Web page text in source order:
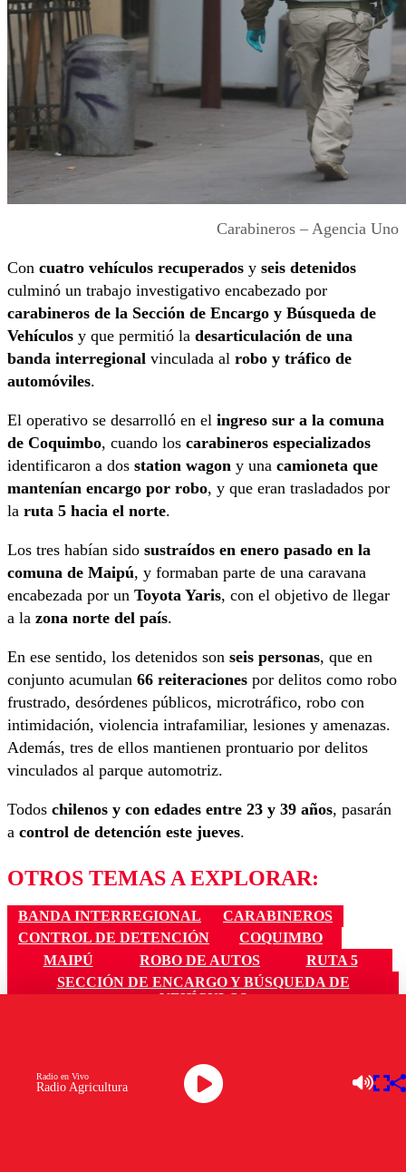
Carabineros – Agencia Uno
Con cuatro vehículos recuperados y seis detenidos
culminó un trabajo investigativo encabezado por
carabineros de la Sección de Encargo y Búsqueda de
Vehículos y que permitió la desarticulación de una
banda interregional vinculada al robo y tráfico de
automóviles.
El operativo se desarrolló en el ingreso sur a la comuna
de Coquimbo, cuando los carabineros especializados
identificaron a dos station wagon y una camioneta que
mantenían encargo por robo, y que eran trasladados por
la ruta 5 hacia el norte.
Los tres habían sido sustraídos en enero pasado en la
comuna de Maipú, y formaban parte de una caravana
encabezada por un Toyota Yaris, con el objetivo de llegar
a la zona norte del país.
En ese sentido, los detenidos son seis personas, que en
conjunto acumulan 66 reiteraciones por delitos como robo
frustrado, desórdenes públicos, microtráfico, robo con
intimidación, violencia intrafamiliar, lesiones y amenazas.
Además, tres de ellos mantienen prontuario por delitos
vinculados al parque automotriz.
Todos chilenos y con edades entre 23 y 39 años, pasarán
a control de detención este jueves.
OTROS TEMAS A EXPLORAR:
BANDA INTERREGIONAL
CARABINEROS
CONTROL DE DETENCIÓN
COQUIMBO
MAIPÚ
ROBO DE AUTOS
RUTA 5
SECCIÓN DE ENCARGO Y BÚSQUEDA DE
VEHÍCULOS
Radio Agricultura
Radio en Vivo